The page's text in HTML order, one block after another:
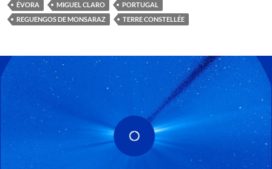
ÉVORA
MIGUEL CLARO
PORTUGAL
REGUENGOS DE MONSARAZ
TERRE CONSTELLÉE